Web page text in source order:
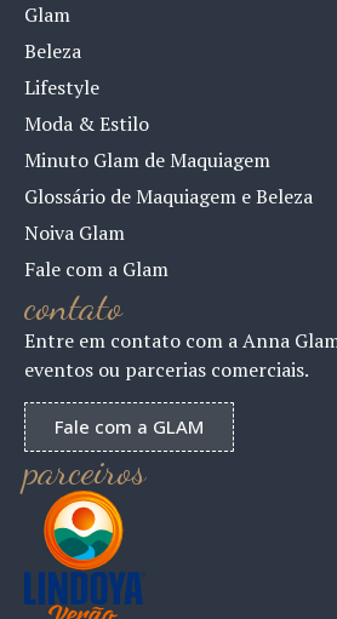
Glam
Beleza
Lifestyle
Moda & Estilo
Minuto Glam de Maquiagem
Glossário de Maquiagem e Beleza
Noiva Glam
Fale com a Glam
contato
Entre em contato com a Anna
eventos ou parcerias comerciais.
Fale com a GLAM
parceiros